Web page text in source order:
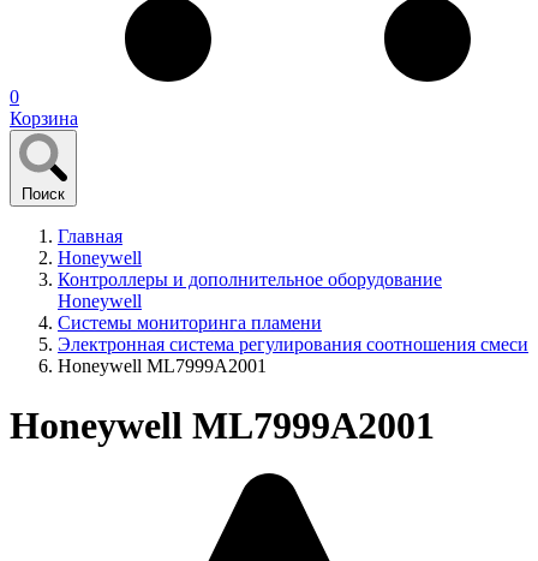
0
Корзина
Поиск
Главная
Honeywell
Контроллеры и дополнительное оборудование
Honeywell
Системы мониторинга пламени
Электронная система регулирования соотношения смеси
Honeywell ML7999A2001
Honeywell ML7999A2001